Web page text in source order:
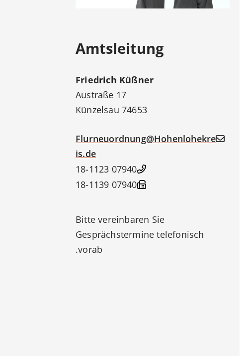
Amtsleitung
Friedrich Küßner
Austraße 17
74653
Künzelsau
Flurneuordnung@Hohenlohekre
is.de
07940 18-1123
07940 18-1139
Bitte vereinbaren Sie
Gesprächstermine telefonisch
vorab.